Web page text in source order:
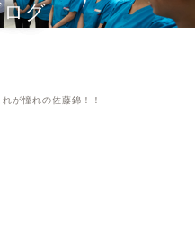
グ
れが憧れの佐藤錦！！